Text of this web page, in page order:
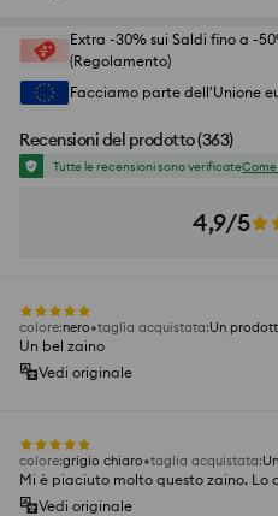
Extra -30% sui Saldi fino a -
(Regolamento)
Facciamo parte dell'Unione
Recensioni del prodotto(363)
Tutte le recensioni sono verificate
4,9/5
colore:nero taglia acquistata:Un
Un bel zaino
Vedi originale
colore:grigio chiaro taglia acquistata:
Mi è piaciuto molto questo zaino. Lo
Vedi originale